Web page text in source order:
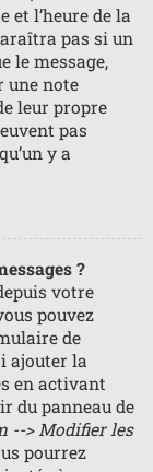
et l’heure de la
pas si un
le message,
une note
leur propre
pas
y a
?
votre
pouvez
de
ajouter la
en activant
du panneau de
--> Modifier les
pourrez